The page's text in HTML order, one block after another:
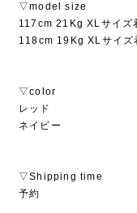
▽model size
117cm 21Kg XLサイズ
118cm 19Kg XLサイズ
▽color
レッド
ネイビー
▽Shipping time
予約